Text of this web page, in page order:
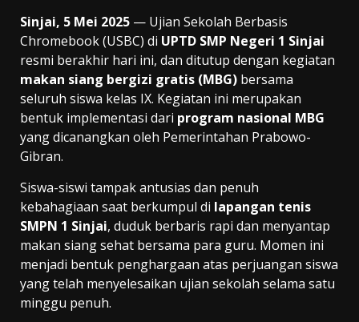
Sinjai, 5 Mei 2025 — Ujian Sekolah Berbasis
Chromebook (USBC) di UPTD SMP Negeri 1 Sinjai
resmi berakhir hari ini, dan ditutup dengan kegiatan
makan siang bergizi gratis (MBG) bersama
seluruh siswa kelas IX. Kegiatan ini merupakan
bentuk implementasi dari program nasional MBG
yang dicanangkan oleh Pemerintahan Prabowo-
Gibran.
Siswa-siswi tampak antusias dan penuh
kebahagiaan saat berkumpul di lapangan tenis
SMPN 1 Sinjai, duduk berbaris rapi dan menyantap
makan siang sehat bersama para guru. Momen ini
menjadi bentuk penghargaan atas perjuangan siswa
yang telah menyelesaikan ujian sekolah selama satu
minggu penuh.